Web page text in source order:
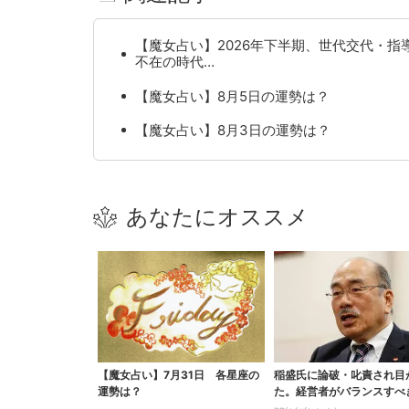
【魔女占い】2026年下半期、世代交代・指
不在の時代…
【魔女占い】8月5日の運勢は？
【魔女占い】8月3日の運勢は？
あなたにオススメ
【魔女占い】7月31日 各星座の
運勢は？
稲盛氏に論破・叱責され目
た。経営者がバランスすべ